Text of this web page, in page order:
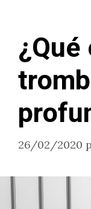
26/02/2020